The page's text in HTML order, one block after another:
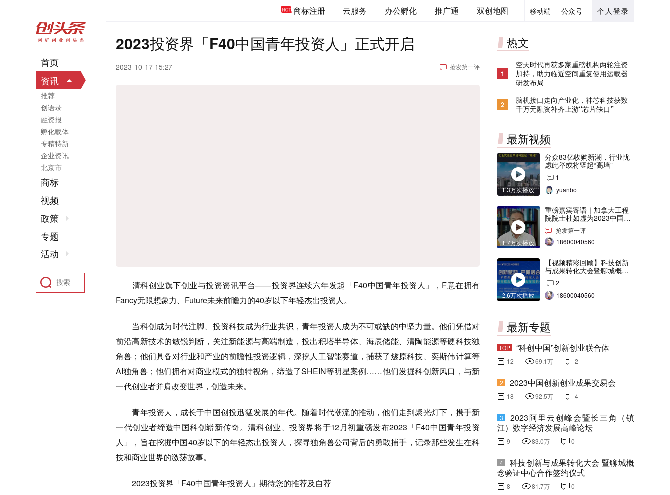
个人登录
公众号
移动端
商标注册 云服务 办公孵化 推广通 双创地图
2023投资界「F40中国青年投资人」正式开启
2023-10-17 15:27 抢发第一评
清科创业旗下创业与投资资讯平台——投资界连续六年发起「F40中国青年投资人」，F意在拥有
Fancy无限想象力、Future未来前瞻力的40岁以下年轻杰出投资人。
当科创成为时代注脚、投资科技成为行业共识，青年投资人成为不可或缺的中坚力量。他们凭借对
前沿高新技术的敏锐判断，关注新能源与高端制造，投出积塔半导体、海辰储能、清陶能源等硬科技独
角兽；他们具备对行业和产业的前瞻性投资逻辑，深挖人工智能赛道，捕获了燧原科技、奕斯伟计算等
AI独角兽；他们拥有对商业模式的独特视角，缔造了SHEIN等明星案例……他们发掘科创新风口，与新
一代创业者并肩改变世界，创造未来。
青年投资人，成长于中国创投迅猛发展的年代。随着时代潮流的推动，他们走到聚光灯下，携手新
一代创业者缔造中国科创崭新传奇。清科创业、投资界将于12月初重磅发布2023「F40中国青年投资
人」，旨在挖掘中国40岁以下的年轻杰出投资人，探寻独角兽公司背后的勇敢捕手，记录那些发生在科
技和商业世界的激荡故事。
2023投资界「F40中国青年投资人」期待您的推荐及自荐！
热文
1
空天时代再获多家重磅机构两轮注资
加持，助力临近空间重复使用运载器
研发布局
2
脑机接口走向产业化，神芯科技获数
千万元融资补齐上游“芯片缺口”
最新视频
1.3万次播放
分众83亿收购新潮，行业忧
虑此举或将竖起“高墙”
1
yuanbo
1.7万次播放
重磅嘉宾寄语｜加拿大工程
院院士杜如虚为2023中国创
交会打Call！
抢发第一评
18600040560
2.6万次播放
【视频精彩回顾】科技创新
与成果转化大会暨聊城概念
验证中心合作签约仪式
2
18600040560
最新专题
TOP “科创中国”创新创业联合体
12 69.1万 2
2 2023中国创新创业成果交易会
18 92.5万 4
3
2023阿里云创峰会暨长三角（镇
江）数字经济发展高峰论坛
9 83.0万 0
4
科技创新与成果转化大会 暨聊城概
念验证中心合作签约仪式
8 81.7万 0
首页
资讯
推荐
创语录
融资报
孵化载体
专精特新
企业资讯
北京市
商标
视频
政策
专题
活动